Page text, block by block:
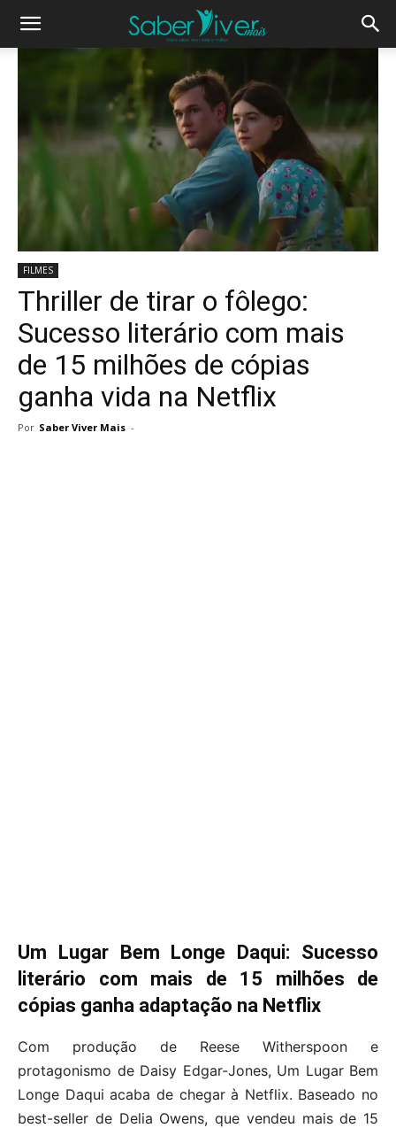
FILMES
Thriller de tirar o fôlego:
Sucesso literário com mais
de 15 milhões de cópias
ganha vida na Netflix
Por Saber Viver Mais -
Um Lugar Bem Longe Daqui: Sucesso
literário com mais de 15 milhões de
cópias ganha adaptação na Netflix
Com produção de Reese Witherspoon e
protagonismo de Daisy Edgar-Jones, Um Lugar Bem
Longe Daqui acaba de chegar à Netflix. Baseado no
best-seller de Delia Owens, que vendeu mais de 15